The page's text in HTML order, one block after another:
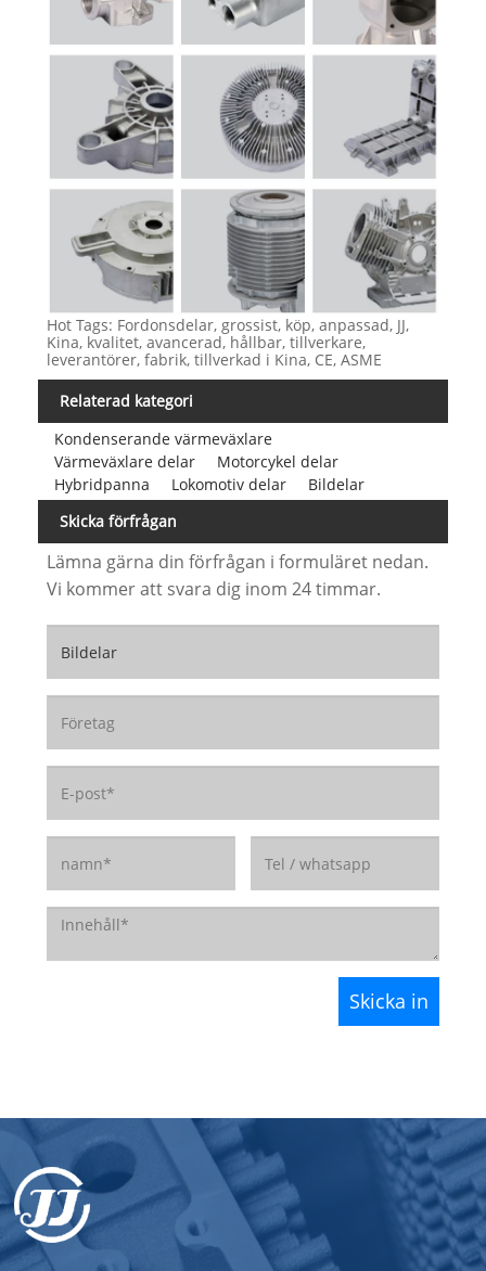
Hot Tags: Fordonsdelar, grossist, köp, anpassad, JJ,
Kina, kvalitet, avancerad, hållbar, tillverkare,
leverantörer, fabrik, tillverkad i Kina, CE, ASME
Relaterad kategori
Kondenserande värmeväxlare
Värmeväxlare delar
Motorcykel delar
Hybridpanna
Lokomotiv delar
Bildelar
Skicka förfrågan
Lämna gärna din förfrågan i formuläret nedan.
Vi kommer att svara dig inom 24 timmar.